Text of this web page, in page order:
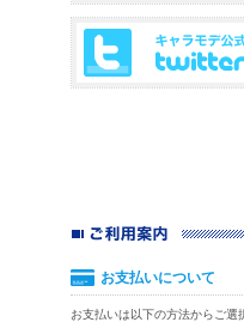
お支払いについて
お支払いは以下の方法からご選